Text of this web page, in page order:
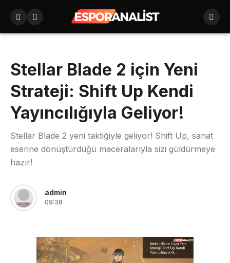
Stellar Blade 2 için Yeni
Strateji: Shift Up Kendi
Yayıncılığıyla Geliyor!
Stellar Blade 2 yeni taktiğiyle geliyor! Shift Up, sanat
eserine dönüştürdüğü maceralarıyla sizi güldürmeye
hazır!
admin
09:38